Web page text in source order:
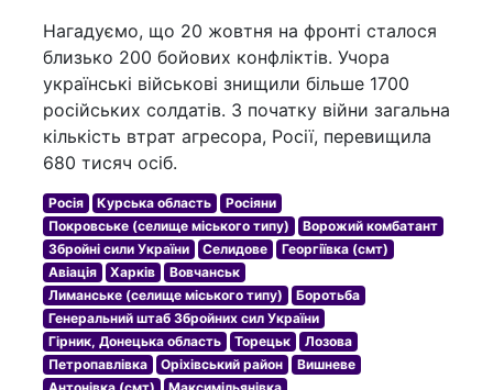
Нагадуємо, що 20 жовтня на фронті сталося
близько 200 бойових конфліктів. Учора
українські військові знищили більше 1700
російських солдатів. З початку війни загальна
кількість втрат агресора, Росії, перевищила
680 тисяч осіб.
Росія Курська область
Росіяни
Покровське (селище міського типу)
Ворожий комбатант
Збройні сили України
Селидове
Георгіївка (смт)
Авіація
Харків
Вовчанськ
Лиманське (селище міського типу)
Боротьба
Генеральний штаб Збройних сил України
Гірник, Донецька область
Торецьк
Лозова
Петропавлівка
Оріхівський район
Вишневе